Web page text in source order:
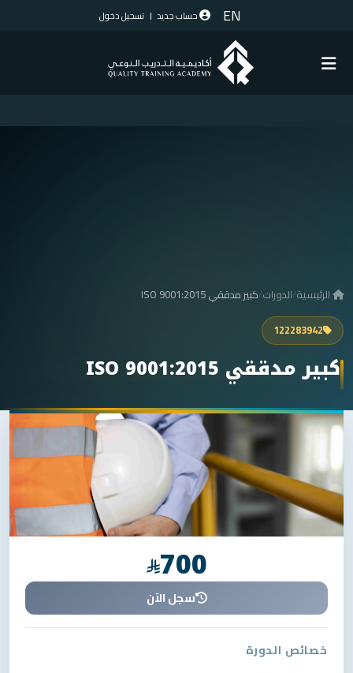
EN حساب جديد تسجيل دخول
الرئيسية/الدورات/كبير مدققي ISO 9001:2015
122283942
كبير مدققي ISO 9001:2015
700
سجل الآن
خصائص الدورة